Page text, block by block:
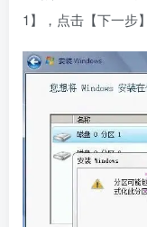
1】，点击【下一步